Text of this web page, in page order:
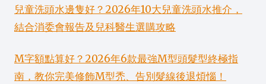
兒童洗頭水邊隻好？2026年10大兒童洗頭水推介，
結合消委會報告及兒科醫生選購攻略
M字額點算好？2026年6款最強M型頭髮型終極指
南，教你完美修飾M型禿、告別髮線後退煩惱！